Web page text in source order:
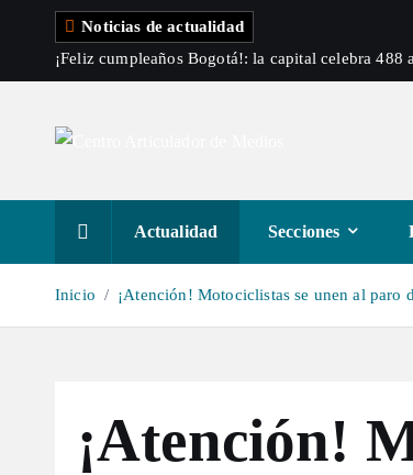
Noticias de actualidad
¡Feliz cumpleaños Bogotá!: la capital celebra
Actualidad Secciones
Inicio ¡Atención! Motociclistas se unen al paro
¡Atención!